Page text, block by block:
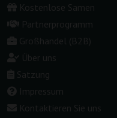
Kostenlose Samen
Partnerprogramm
Großhandel (B2B)
Über uns
Satzung
Impressum
Kontaktieren Sie uns